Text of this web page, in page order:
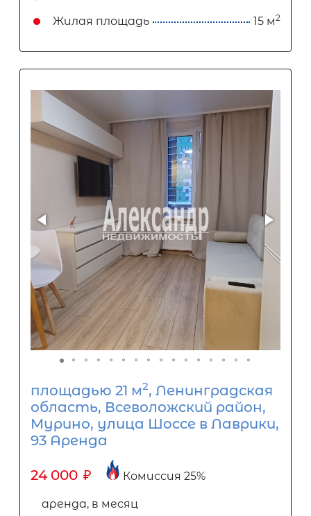
Жилая площадь 15 м2
площадью 21 м2, Ленинградская
область, Всеволожский район,
Мурино, улица Шоссе в Лаврики,
93 Аренда
24 000 ₽ Комиссия 25%
аренда, в месяц